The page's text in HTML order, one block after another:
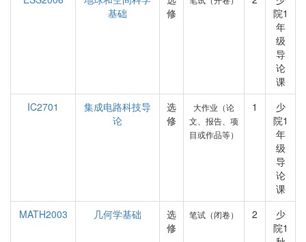
基础
修
院1
年
级
导
论
课
IC2701
集成电路科技导
论
选
修
大作业（论
文、报告、项
目或作品等）
1
少
院1
年
级
导
论
课
MATH2003
几何学基础
选
修
笔试（闭卷） 2
少
院1